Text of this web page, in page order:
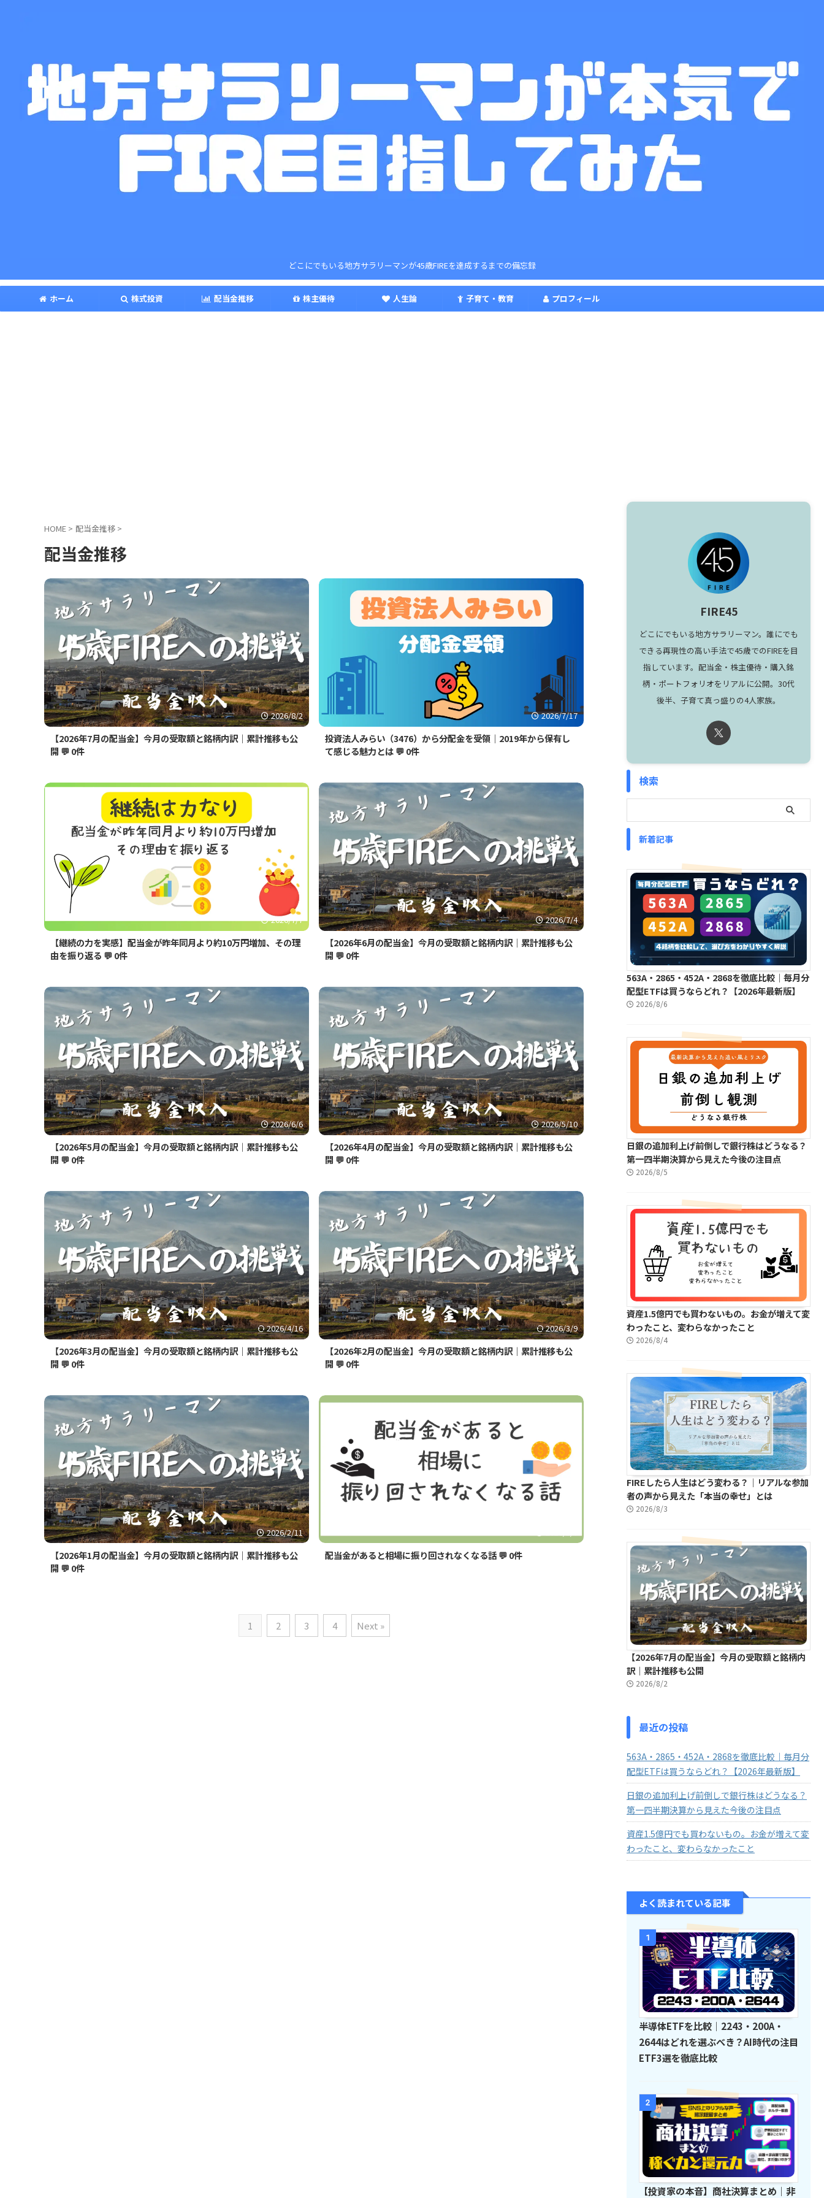
どこにでもいる地方サラリーマンが45歳FIREを達成するまでの備忘録
ホーム 株式投資 配当金推移 株主優待 人生論 子育て・教育 プロフィール
HOME > 配当金推移 >
配当金推移
2026/8/2
【2026年7月の配当金】今月の受取額と銘柄内訳｜累計推移も公
開 💬 0件
2026/7/17
投資法人みらい（3476）から分配金を受領｜2019年から保有し
て感じる魅力とは💬 0件
2026/7/7
【継続の力を実感】配当金が昨年同月より約10万円増加、その理
由を振り返る 💬 0件
2026/7/4
【2026年6月の配当金】今月の受取額と銘柄内訳｜累計推移も公
開 💬 0件
2026/6/6
【2026年5月の配当金】今月の受取額と銘柄内訳｜累計推移も公
開 💬 0件
2026/5/10
【2026年4月の配当金】今月の受取額と銘柄内訳｜累計推移も公
開 💬 0件
2026/4/16
【2026年3月の配当金】今月の受取額と銘柄内訳｜累計推移も公
開 💬 0件
2026/3/9
【2026年2月の配当金】今月の受取額と銘柄内訳｜累計推移も公
開 💬 0件
2026/2/11
【2026年1月の配当金】今月の受取額と銘柄内訳｜累計推移も公
開 💬 0件
配当金があると相場に振り回されなくなる話💬 0件
1 2 3 4 Next »
FIRE45
どこにでもいる地方サラリーマン。誰にでも
できる再現性の高い手法で45歳でのFIREを目
指しています。配当金・株主優待・購入銘
柄・ポートフォリオをリアルに公開。30代
後半、子育て真っ盛りの4人家族。
検索
新着記事
563A・2865・452A・2868を徹底比較｜毎月分
配型ETFは買うならどれ？【2026年最新版】
2026/8/6
日銀の追加利上げ前倒しで銀行株はどうなる？
第一四半期決算から見えた今後の注目点
2026/8/5
資産1.5億円でも買わないもの。お金が増えて変
わったこと、変わらなかったこと
2026/8/4
FIREしたら人生はどう変わる？｜リアルな参加
者の声から見えた「本当の幸せ」とは
2026/8/3
【2026年7月の配当金】今月の受取額と銘柄内
訳｜累計推移も公開
2026/8/2
最近の投稿
563A・2865・452A・2868を徹底比較｜毎月分
配型ETFは買うならどれ？【2026年最新版】
日銀の追加利上げ前倒しで銀行株はどうなる？
第一四半期決算から見えた今後の注目点
資産1.5億円でも買わないもの。お金が増えて変
わったこと、変わらなかったこと
よく読まれている記事
1
半導体ETFを比較｜2243・200A・
2644はどれを選ぶべき？AI時代の注目
ETF3選を徹底比較
2
【投資家の本音】商社決算まとめ｜非